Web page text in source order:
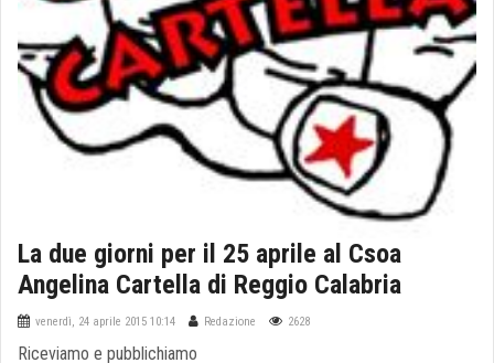
La due giorni per il 25 aprile al Csoa
Angelina Cartella di Reggio Calabria
venerdì, 24 aprile 2015 10:14 Redazione 2628
Riceviamo e pubblichiamo